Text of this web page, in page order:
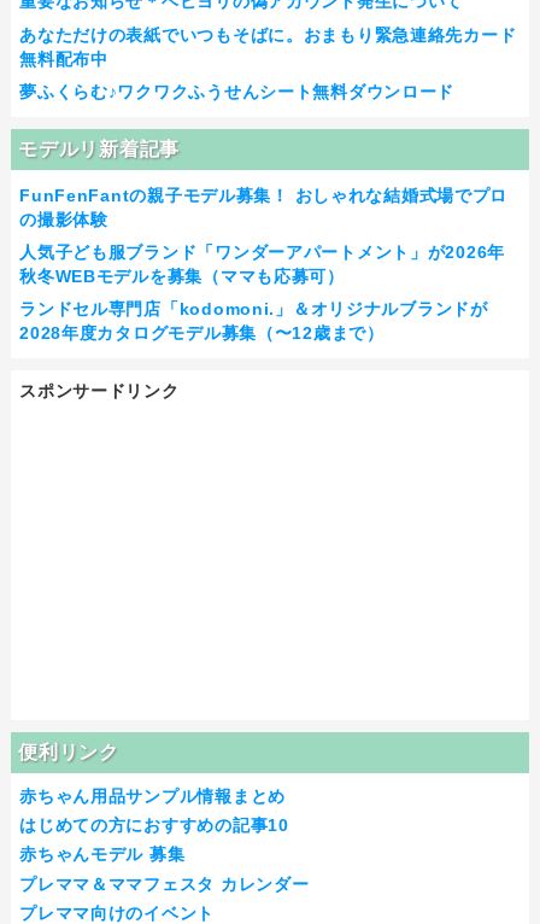
あなただけの表紙でいつもそばに。おまもり緊急連絡先カード
無料配布中
夢ふくらむ♪ワクワクふうせんシート無料ダウンロード
モデルリ新着記事
FunFenFantの親子モデル募集！ おしゃれな結婚式場でプロ
の撮影体験
人気子ども服ブランド「ワンダーアパートメント」が2026年
秋冬WEBモデルを募集（ママも応募可）
ランドセル専門店「kodomoni.」＆オリジナルブランドが
2028年度カタログモデル募集（〜12歳まで）
スポンサードリンク
便利リンク
赤ちゃん用品サンプル情報まとめ
はじめての方におすすめの記事10
赤ちゃんモデル 募集
プレママ＆ママフェスタ カレンダー
プレママ向けのイベント